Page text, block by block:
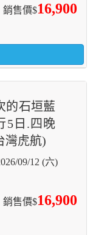
銷售價$16,900
的石垣藍
5日.四晚
灣虎航)
09/12 (六)
銷售價$16,900